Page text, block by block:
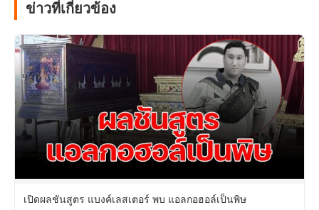
ข่าวที่เกี่ยวข้อง
เปิดผลชันสูตร แบงค์เลสเตอร์ พบ แอลกอฮอล์เป็นพิษ